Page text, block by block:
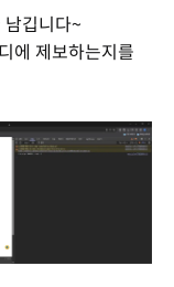
깁니다~
에 제보하는지를